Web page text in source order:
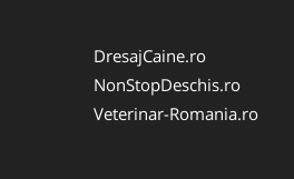
DresajCaine.ro
NonStopDeschis.ro
Veterinar-Romania.ro